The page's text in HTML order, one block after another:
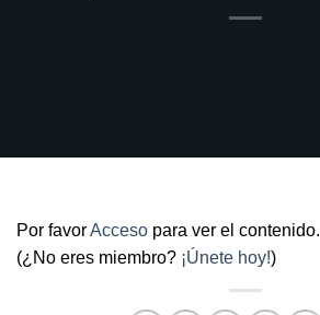
Por favorAcceso para ver el contenido.
(¿No eres miembro? ¡Únete hoy!)